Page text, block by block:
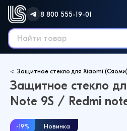
8 800 555-19-01
Защитное стекло для Xiaomi
Защитное стекло
Note 9S / Redmi
-19% Новинка